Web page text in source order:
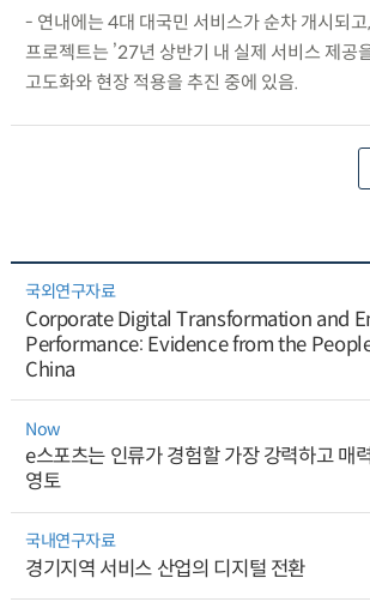
- 연내에는 4대 대국민 서비스가 순차 개시되
프로젝트는 ’27년 상반기 내 실제 서비스 제공
고도화와 현장 적용을 추진 중에 있음.
국외연구자료
Corporate Digital Transformation and
Performance: Evidence from the
China
Now
e스포츠는 인류가 경험할 가장 강력하고 매
영토
국내연구자료
경기지역 서비스 산업의 디지털 전환